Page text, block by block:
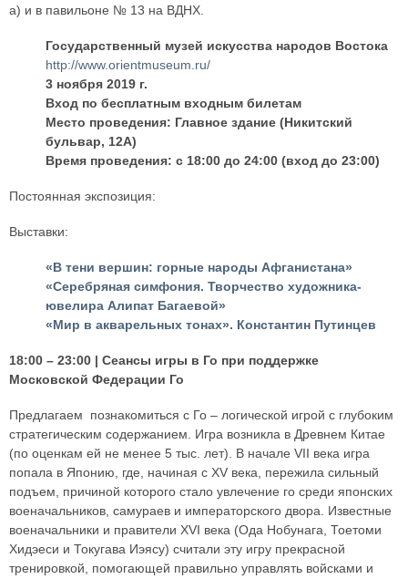
а) и в павильоне № 13 на ВДНХ.
Государственный музей искусства народов Востока
http://www.orientmuseum.ru/
3 ноября 2019 г.
Вход по бесплатным входным билетам
Место проведения: Главное здание (Никитский
бульвар, 12А)
Время проведения: с 18:00 до 24:00 (вход до 23:00)
Постоянная экспозиция:
Выставки:
«В тени вершин: горные народы Афганистана»
«Серебряная симфония. Творчество художника-
ювелира Алипат Багаевой»
«Мир в акварельных тонах». Константин Путинцев
18:00 – 23:00 | Сеансы игры в Го при поддержке
Московской Федерации Го
Предлагаем познакомиться c Го – логической игрой с глубоким
стратегическим содержанием. Игра возникла в Древнем Китае
(по оценкам ей не менее 5 тыс. лет). В начале VII века игра
попала в Японию, где, начиная с XV века, пережила сильный
подъем, причиной которого стало увлечение го среди японских
военачальников, самураев и императорского двора. Известные
военачальники и правители XVI века (Ода Нобунага, Тоетоми
Хидэеси и Токугава Иэясу) считали эту игру прекрасной
тренировкой, помогающей правильно управлять войсками и